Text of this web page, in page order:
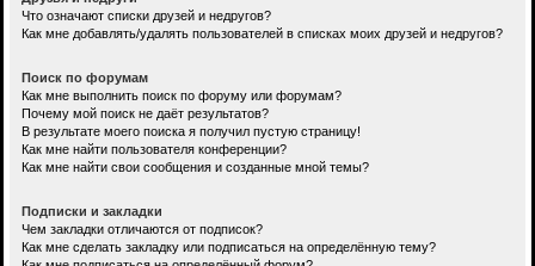
Что означают списки друзей и недругов?
Как мне добавлять/удалять пользователей в списках моих друзей и недругов?
Поиск по форумам
Как мне выполнить поиск по форуму или форумам?
Почему мой поиск не даёт результатов?
В результате моего поиска я получил пустую страницу!
Как мне найти пользователя конференции?
Как мне найти свои сообщения и созданные мной темы?
Подписки и закладки
Чем закладки отличаются от подписок?
Как мне сделать закладку или подписаться на определённую тему?